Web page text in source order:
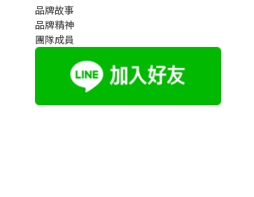
品牌故事
品牌精神
團隊成員